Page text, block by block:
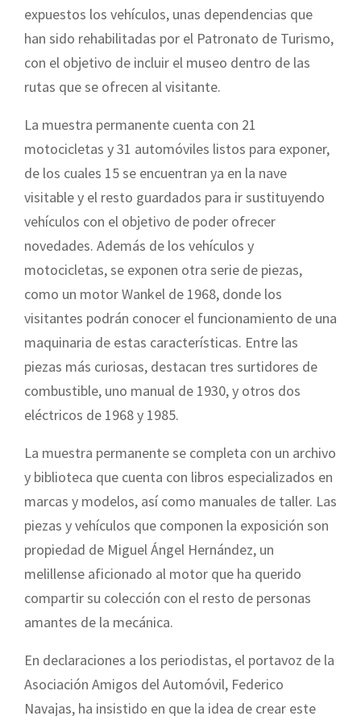
expuestos los vehículos, unas dependencias que
han sido rehabilitadas por el Patronato de Turismo,
con el objetivo de incluir el museo dentro de las
rutas que se ofrecen al visitante.
La muestra permanente cuenta con 21
motocicletas y 31 automóviles listos para exponer,
de los cuales 15 se encuentran ya en la nave
visitable y el resto guardados para ir sustituyendo
vehículos con el objetivo de poder ofrecer
novedades. Además de los vehículos y
motocicletas, se exponen otra serie de piezas,
como un motor Wankel de 1968, donde los
visitantes podrán conocer el funcionamiento de una
maquinaria de estas características. Entre las
piezas más curiosas, destacan tres surtidores de
combustible, uno manual de 1930, y otros dos
eléctricos de 1968 y 1985.
La muestra permanente se completa con un archivo
y biblioteca que cuenta con libros especializados en
marcas y modelos, así como manuales de taller. Las
piezas y vehículos que componen la exposición son
propiedad de Miguel Ángel Hernández, un
melillense aficionado al motor que ha querido
compartir su colección con el resto de personas
amantes de la mecánica.
En declaraciones a los periodistas, el portavoz de la
Asociación Amigos del Automóvil, Federico
Navajas, ha insistido en que la idea de crear este